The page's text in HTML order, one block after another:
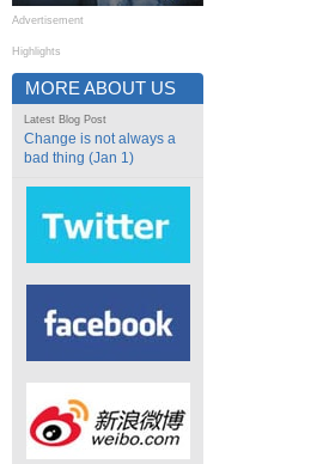
Advertisement
Highlights
MORE ABOUT US
Latest Blog Post
Change is not always a
bad thing (Jan 1)